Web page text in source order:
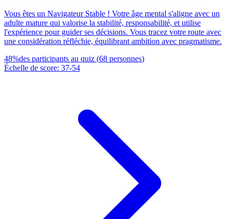
Vous êtes un Navigateur Stable ! Votre âge mental s'aligne avec un
adulte mature qui valorise la stabilité, responsabilité, et utilise
l'expérience pour guider ses décisions. Vous tracez votre route avec
une considération réfléchie, équilibrant ambition avec pragmatisme.
48%des participants au quiz (68 personnes)
Échelle de score: 37-54